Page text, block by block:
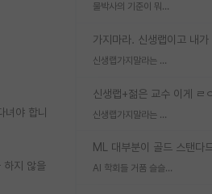
물박사의 기준이 뭐임?
신생랩가지말라는 이유가 있었구나
신생랩가지말라는 이유가 있었구나
AI 학회들 거품 슬슬 지적이 나오네요
야 합니
하지 않을